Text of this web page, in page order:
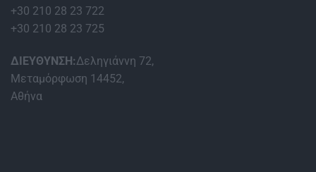
+30 210 28 23 722
+30 210 28 23 725
ΔΙΕΥΘΥΝΣΗ:Δεληγιάννη 72,
Μεταμόρφωση 14452,
Αθήνα